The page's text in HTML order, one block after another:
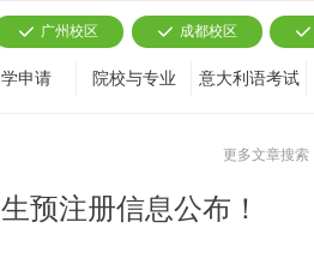
申请 院校与专业 意大利语考试
끳 广州校区 끳 成都校区 끳
预注册信息公布！